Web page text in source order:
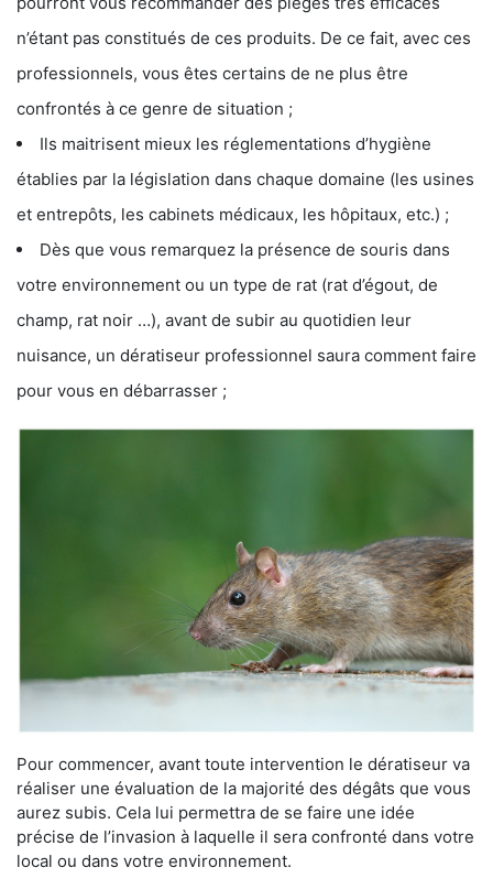
n’étant pas constitués de ces produits. De ce fait, avec ces
professionnels, vous êtes certains de ne plus être
confrontés à ce genre de situation ;
Ils maitrisent mieux les réglementations d’hygiène
établies par la législation dans chaque domaine (les usines
et entrepôts, les cabinets médicaux, les hôpitaux, etc.) ;
Dès que vous remarquez la présence de souris dans
votre environnement ou un type de rat (rat d’égout, de
champ, rat noir …), avant de subir au quotidien leur
nuisance, un dératiseur professionnel saura comment faire
pour vous en débarrasser ;
Pour commencer, avant toute intervention le dératiseur va
réaliser une évaluation de la majorité des dégâts que vous
aurez subis. Cela lui permettra de se faire une idée
précise de l’invasion à laquelle il sera confronté dans votre
local ou dans votre environnement.